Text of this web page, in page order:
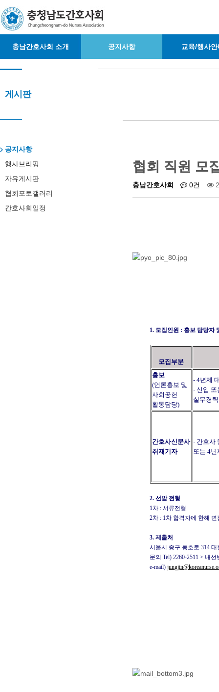
충남간호사회 소개 공지사항 교육/행사안
게시판
공지사항
행사브리핑
자유게시판
협회포토갤러리
간호사회일정
협회 직원 모
충남간호사회 0건
1. 모집인원 : 홍보 담당자
모집부분
홍보
(언론홍보 및
사회공헌
활동담당)
- 4년제
- 신입 또
실무경
간호사신문사
취재기자
- 간호사
또는 4
2. 선발 전형
1차 : 서류전형
2차 : 1차 합격자에 한해
3. 제출처
서울시 중구 동호로 314
문의 Tel) 2260-2511 > 내
e-mail)